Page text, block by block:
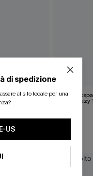
lacci laterali Top
hipster
di spedizione
al sito locale per una
US